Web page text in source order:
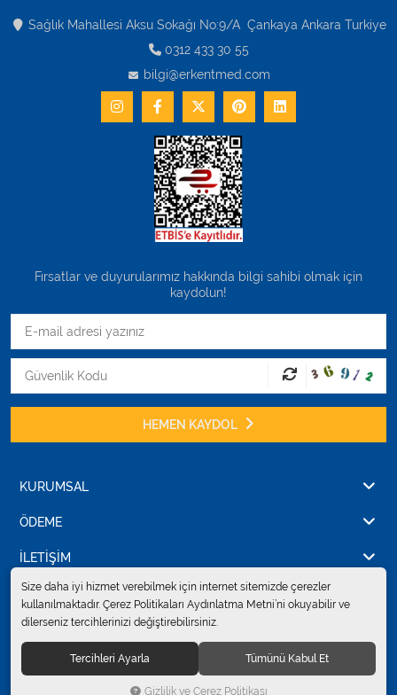
Sağlık Mahallesi Aksu Sokağı No:9/A Çankaya Ankara Turkiye
0312 433 30 55
bilgi@erkentmed.com
Fırsatlar ve duyurularımız hakkında bilgi sahibi olmak için
kaydolun!
HEMEN KAYDOL
KURUMSAL
ÖDEME
İLETİŞİM
© 2024Erkent Sağlık Ürünleri Pazarlama San.ve Tic. Ltd.Şti.
saklıdır.
Size daha iyi hizmet verebilmek için internet sitemizde çerezler
kullanılmaktadır. Çerez Politikaları Aydınlatma Metni’ni okuyabilir ve
dilerseniz tercihlerinizi değiştirebilirsiniz.
Tercihleri Ayarla Tümünü Kabul Et
Gizlilik ve Çerez Politikası